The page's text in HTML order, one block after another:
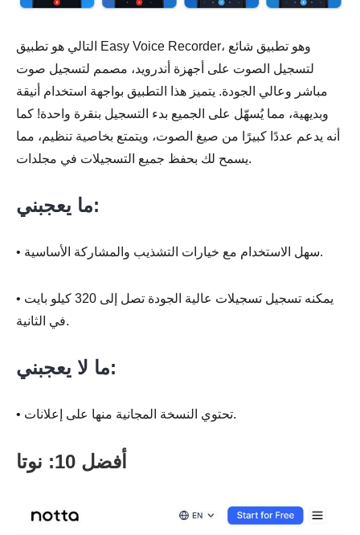
التالي هو تطبيق Easy Voice Recorder، وهو تطبيق شائع
لتسجيل الصوت على أجهزة أندرويد، مصمم لتسجيل صوت
مباشر وعالي الجودة. يتميز هذا التطبيق بواجهة استخدام أنيقة
وبديهية، مما يُسهّل على الجميع بدء التسجيل بنقرة واحدة! كما
أنه يدعم عددًا كبيرًا من صيغ الصوت، ويتمتع بخاصية تنظيم، مما
يسمح لك بحفظ جميع التسجيلات في مجلدات.
ما يعجبني:
• سهل الاستخدام مع خيارات التشذيب والمشاركة الأساسية.
• يمكنه تسجيل تسجيلات عالية الجودة تصل إلى 320 كيلو بايت
في الثانية.
ما لا يعجبني:
• تحتوي النسخة المجانية منها على إعلانات.
أفضل 10: نوتا